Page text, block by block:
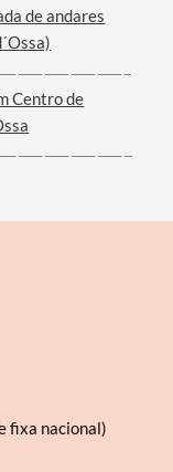
de andares
Centro de
fixa nacional)